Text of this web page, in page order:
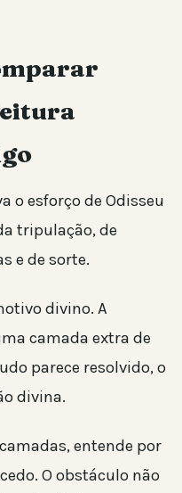
o esforço de Odisseu
tripulação, de
e de sorte.
divino. A
camada extra de
parece resolvido, o
divina.
entende por
O obstáculo não